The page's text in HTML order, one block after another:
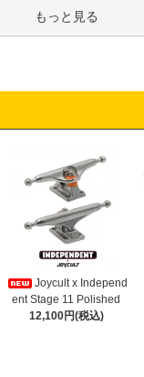
もっと見る
Joycult x Independ
ent Stage 11 Polished
12,100円(税込)